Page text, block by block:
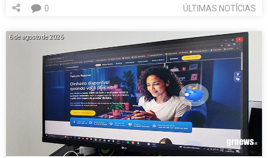
ÚLTIMAS NOTÍCIAS
0
6 de agosto de 2026